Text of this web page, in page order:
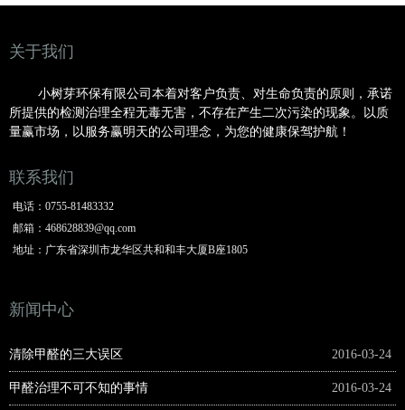
关于我们
小树芽环保有限公司本着对客户负责、对生命负责的原则，承诺
所提供的检测治理全程无毒无害，不存在产生二次污染的现象。以质
量赢市场，以服务赢明天的公司理念，为您的健康保驾护航！
电话： 0755-81483332
邮箱： 468628839@qq.com
地址： 广东省深圳市龙华区共和和丰大厦B座1805
联系我们
新闻中心
2016-03-24
清除甲醛的三大误区
2016-03-24
甲醛治理不可不知的事情